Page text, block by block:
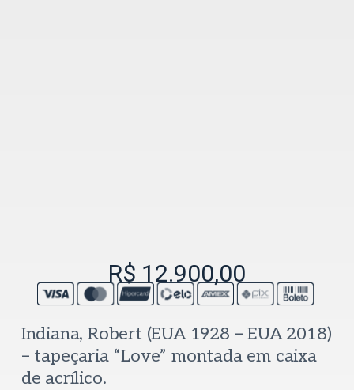
R$ 12.900,00
Indiana, Robert (EUA 1928 – EUA 2018)
– tapeçaria “Love” montada em caixa
de acrílico.